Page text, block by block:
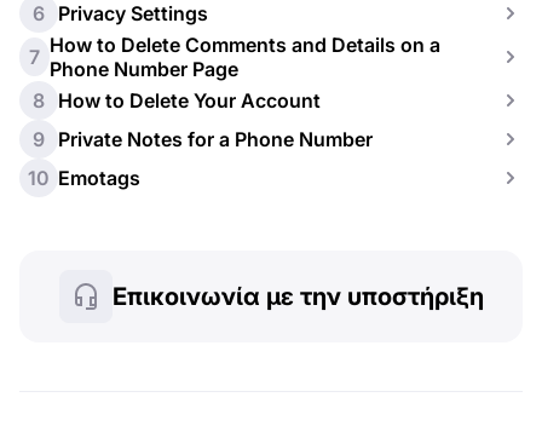
6 Privacy Settings
7 How to Delete Comments and Details on a
Phone Number Page
8 How to Delete Your Account
9 Private Notes for a Phone Number
10 Emotags
Επικοινωνία με την υποστήριξη